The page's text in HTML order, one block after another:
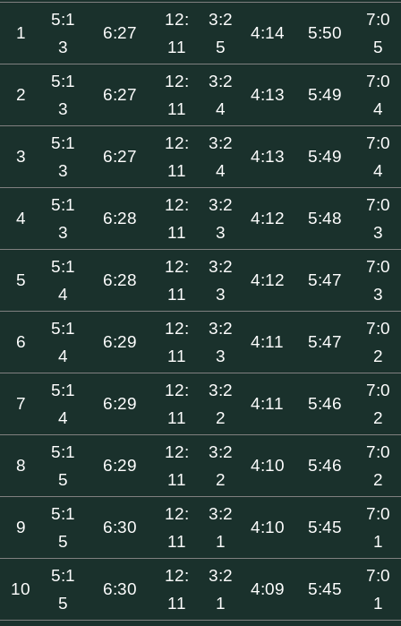
1
5:1
3
6:27
12:
11
3:2
5
4:14 5:50
7:0
5
2
5:1
3
6:27
12:
11
3:2
4
4:13 5:49
7:0
4
3
5:1
3
6:27
12:
11
3:2
4
4:13 5:49
7:0
4
4
5:1
3
6:28
12:
11
3:2
3
4:12 5:48
7:0
3
5
5:1
4
6:28
12:
11
3:2
3
4:12 5:47
7:0
3
6
5:1
4
6:29
12:
11
3:2
3
4:11 5:47
7:0
2
7
5:1
4
6:29
12:
11
3:2
2
4:11 5:46
7:0
2
8
5:1
5
6:29
12:
11
3:2
2
4:10 5:46
7:0
2
9
5:1
5
6:30
12:
11
3:2
1
4:10 5:45
7:0
1
10
5:1
5
6:30
12:
11
3:2
1
4:09 5:45
7:0
1